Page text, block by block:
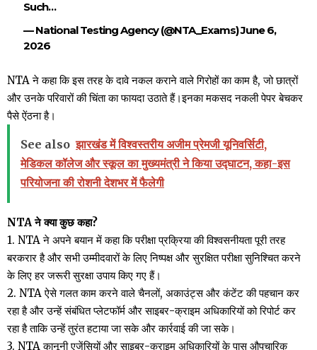
Such…
— National Testing Agency (@NTA_Exams)June 6,
2026
NTA ने कहा कि इस तरह के दावे नकल कराने वाले गिरोहों का काम है, जो छात्रों
और उनके परिवारों की चिंता का फायदा उठाते हैं।इनका मकसद नकली पेपर बेचकर
पैसे ऐंठना है।
See also झारखंड में विश्वस्तरीय अजीम प्रेमजी यूनिवर्सिटी,
मेडिकल कॉलेज और स्कूल का मुख्यमंत्री ने किया उद्घाटन, कहा-इस
परियोजना की रोशनी देशभर में फैलेगी
NTA ने क्या कुछ कहा?
1. NTA ने अपने बयान में कहा कि परीक्षा प्रक्रिया की विश्वसनीयता पूरी तरह
बरकरार है और सभी उम्मीदवारों के लिए निष्पक्ष और सुरक्षित परीक्षा सुनिश्चित करने
के लिए हर जरूरी सुरक्षा उपाय किए गए हैं।
2. NTA ऐसे गलत काम करने वाले चैनलों, अकाउंट्स और कंटेंट की पहचान कर
रहा है और उन्हें संबंधित प्लेटफॉर्म और साइबर-क्राइम अधिकारियों को रिपोर्ट कर
रहा है ताकि उन्हें तुरंत हटाया जा सके और कार्रवाई की जा सके।
3. NTA कानूनी एजेंसियों और साइबर-क्राइम अधिकारियों के पास औपचारिक